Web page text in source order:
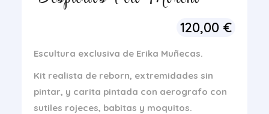
120,00 €
Escultura exclusiva de Erika Muñecas.
Kit realista de reborn, extremidades sin
pintar, y carita pintada con aerografo con
sutiles rojeces, babitas y moquitos.